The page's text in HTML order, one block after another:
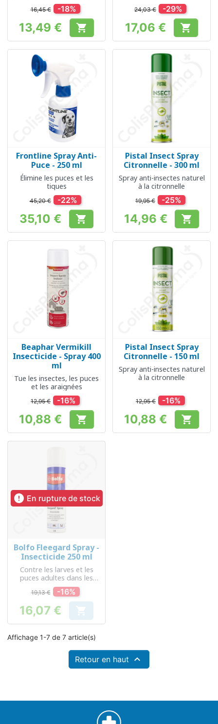
16,45 € -18%
Prix
13,49 € 
24,03 € -29%
Prix
17,06 € 
Frontline Spray Anti-
Puce - 250 ml
Élimine les puces et les
tiques
45,20 € -22%
Prix
35,10 € 
Pistal Insect Spray
Citronnelle - 300 ml
Spray anti-insectes naturel
à la citronnelle
19,95 € -25%
Prix
14,96 € 
Beaphar Vermikill
Insecticide - Spray 400
ml
Tue les insectes, les puces
et les araignées
12,95 € -16%
Prix
10,88 € 
Pistal Insect Spray
Citronnelle - 150 ml
Spray anti-insectes naturel
à la citronnelle
12,95 € -16%
Prix
10,88 € 
 En rupture de stock
Bolfo Fleegard Spray -
Insecticide 250 ml
Contre les larves et les
puces adultes dans les
habitations
19,13 € -16%
Prix
16,07 € 
Affichage 1-7 de 7 article(s)
Retour en haut 